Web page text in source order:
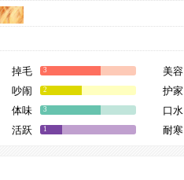
玩赏犬
掉毛 3 美容
吵闹 2 护家
体味 3 口水
活跃 1 耐寒